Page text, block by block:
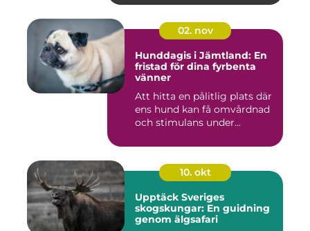
02. nov
Hunddagis i Jämtland: En
fristad för dina fyrbenta
vänner
Att hitta en pålitlig plats där
ens hund kan få omvårdnad
och stimulans under...
10. okt
Upptäck Sveriges
skogskungar: En guidning
genom älgsafari